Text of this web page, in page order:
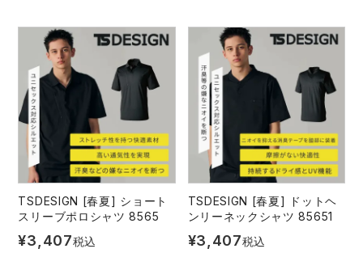
TSDESIGN [春夏] ショート
スリーブポロシャツ 8565
¥3,407税込
TSDESIGN [春夏] ドットヘ
ンリーネックシャツ 85651
¥3,407税込